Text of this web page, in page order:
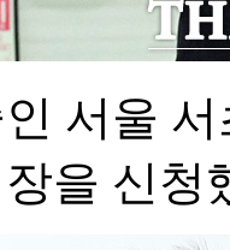
서울
을 신청